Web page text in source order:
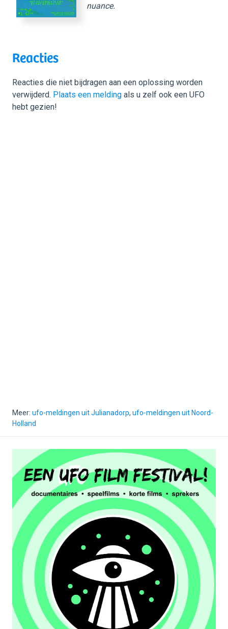
nuance.
Reacties
Reacties die niet bijdragen aan een oplossing worden
verwijderd. Plaats een melding als u zelf ook een UFO
hebt gezien!
Meer: ufo-meldingen uit Julianadorp, ufo-meldingen uit Noord-
Holland